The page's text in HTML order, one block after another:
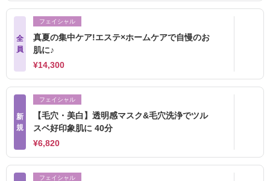
全
員
フェイシャル
真夏の集中ケア!エステ×ホームケアで自慢のお
肌に♪
¥14,300
新
規
フェイシャル
【毛穴・美白】透明感マスク&毛穴洗浄でツル
スベ好印象肌に 40分
¥6,820
フェイシャル